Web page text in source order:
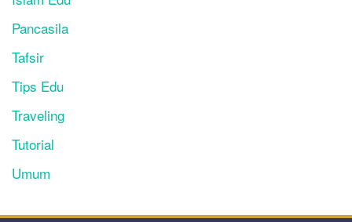
Pancasila
Tafsir
Tips Edu
Traveling
Tutorial
Umum